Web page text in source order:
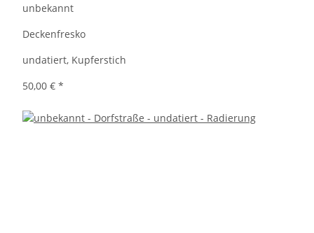
unbekannt
Deckenfresko
undatiert, Kupferstich
50,00 € *